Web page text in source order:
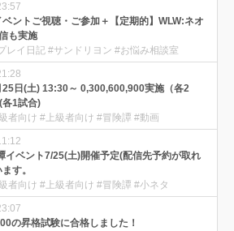
ベントご視聴・ご参加＋【定期的】WLW:ネオ
も実施
レイ日記 #サンドリヨン #お悩み相談室
25日(土) 13:30～ 0,300,600,900実施（各2
各1試合)
者向け #上級者向け #冒険譚 #動画
イベント7/25(土)開催予定(配信先予約が取れ
す。
者向け #上級者向け #冒険譚 #小ネタ
の昇格試験に合格しました！